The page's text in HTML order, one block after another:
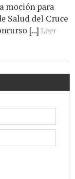
moción para
Salud del Cruce
[...] Leer